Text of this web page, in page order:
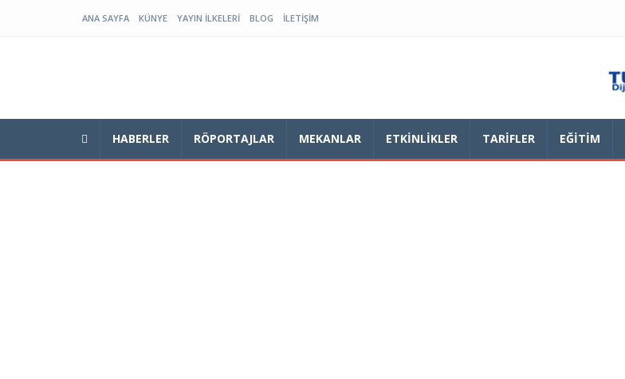
ANA SAYFA KÜNYE YAYIN İLKELERI BLOG İLETIŞIM
HABERLER RÖPORTAJLAR MEKANLAR ETKINLIKLER TARIFLER EĞITIM